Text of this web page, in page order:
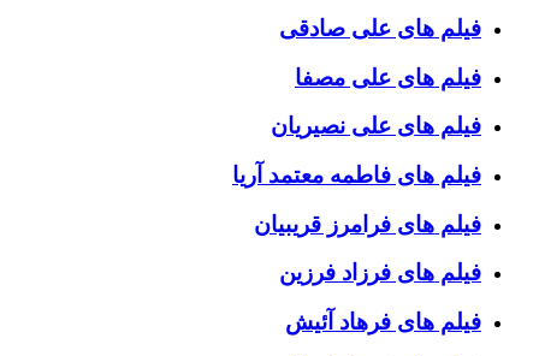
فیلم های علی صادقی
فیلم های علی مصفا
فیلم های علی نصیریان
فیلم های فاطمه معتمد آریا
فیلم های فرامرز قریبیان
فیلم های فرزاد فرزین
فیلم های فرهاد آئیش